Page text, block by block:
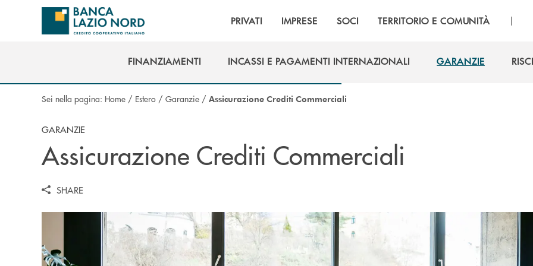
Salta al contenuto principale
PRIVATI IMPRESE SOCI TERRITORIO E COMUNITÀ |
FINANZIAMENTI
INCASSI E PAGAMENTI INTERNAZIONALI
GARANZIE
Sei nella pagina: Home / Estero / Garanzie / Assicurazione Crediti Commerciali
GARANZIE
Assicurazione Crediti Commerciali
SHARE